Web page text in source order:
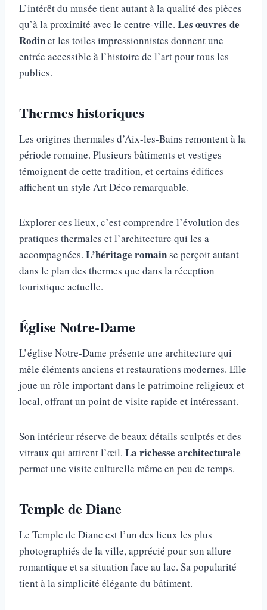
L’intérêt du musée tient autant à la qualité des pièces
qu’à la proximité avec le centre-ville. Les œuvres de
Rodinet les toiles impressionnistes donnent une
entrée accessible à l’histoire de l’art pour tous les
publics.
Thermes historiques
Les origines thermales d’Aix-les-Bains remontent à la
période romaine. Plusieurs bâtiments et vestiges
témoignent de cette tradition, et certains édifices
affichent un style Art Déco remarquable.
Explorer ces lieux, c’est comprendre l’évolution des
pratiques thermales et l’architecture qui les a
accompagnées. L’héritage romainse perçoit autant
dans le plan des thermes que dans la réception
touristique actuelle.
Église Notre-Dame
L’église Notre-Dame présente une architecture qui
mêle éléments anciens et restaurations modernes. Elle
joue un rôle important dans le patrimoine religieux et
local, offrant un point de visite rapide et intéressant.
Son intérieur réserve de beaux détails sculptés et des
vitraux qui attirent l’œil. La richesse architecturale
permet une visite culturelle même en peu de temps.
Temple de Diane
Le Temple de Diane est l’un des lieux les plus
photographiés de la ville, apprécié pour son allure
romantique et sa situation face au lac. Sa popularité
tient à la simplicité élégante du bâtiment.